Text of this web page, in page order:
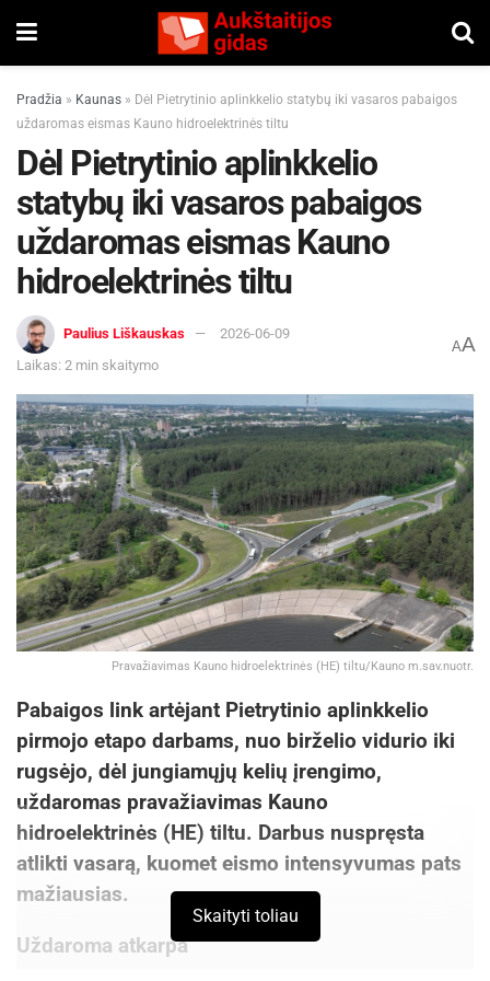
Pradžia » Kaunas » Dėl Pietrytinio aplinkkelio statybų iki vasaros pabaigos
uždaromas eismas Kauno hidroelektrinės tiltu
Dėl Pietrytinio aplinkkelio
statybų iki vasaros pabaigos
uždaromas eismas Kauno
hidroelektrinės tiltu
Paulius Liškauskas
2026-06-09
Laikas: 2 min skaitymo
AA
Pravažiavimas Kauno hidroelektrinės (HE) tiltu/Kauno m.sav.nuotr.
Pabaigos link artėjant Pietrytinio aplinkkelio
pirmojo etapo darbams, nuo birželio vidurio iki
rugsėjo, dėl jungiamųjų kelių įrengimo,
uždaromas pravažiavimas Kauno
hidroelektrinės (HE) tiltu. Darbus nuspręsta
atlikti vasarą, kuomet eismo intensyvumas pats
mažiausias.
Uždaroma atkarpa
Skaityti toliau